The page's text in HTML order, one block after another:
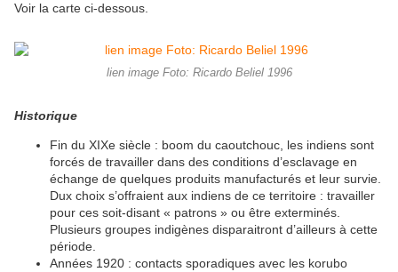
Voir la carte ci-dessous.
lien image Foto: Ricardo Beliel 1996
Historique
Fin du XIXe siècle : boom du caoutchouc, les indiens sont
forcés de travailler dans des conditions d’esclavage en
échange de quelques produits manufacturés et leur survie.
Dux choix s’offraient aux indiens de ce territoire : travailler
pour ces soit-disant « patrons » ou être exterminés.
Plusieurs groupes indigènes disparaitront d’ailleurs à cette
période.
Années 1920 : contacts sporadiques avec les korubo